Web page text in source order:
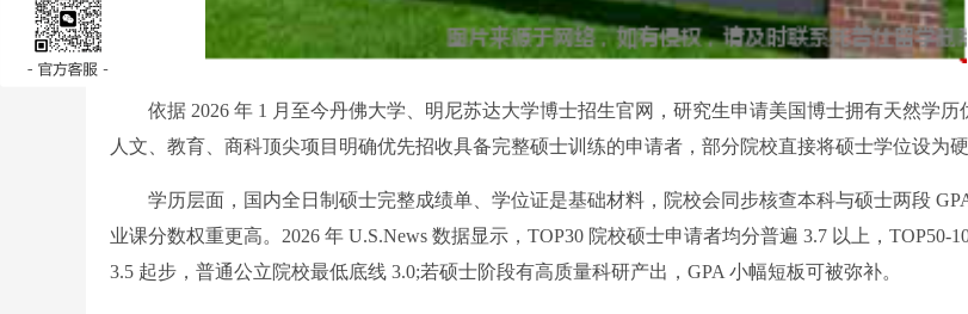
依据 2026 年 1 月至今丹佛大学、明尼苏达大学博士招生官网，研究生申请美国博士拥有天然学历
人文、教育、商科顶尖项目明确优先招收具备完整硕士训练的申请者，部分院校直接将硕士学位设为硬
学历层面，国内全日制硕士完整成绩单、学位证是基础材料，院校会同步核查本科与硕士两段
业课分数权重更高。2026 年 U.S.News 数据显示，TOP30 院校硕士申请者均分普遍 3.7 以上，TOP50-
3.5 起步，普通公立院校最低底线 3.0;若硕士阶段有高质量科研产出，GPA 小幅短板可被弥补。